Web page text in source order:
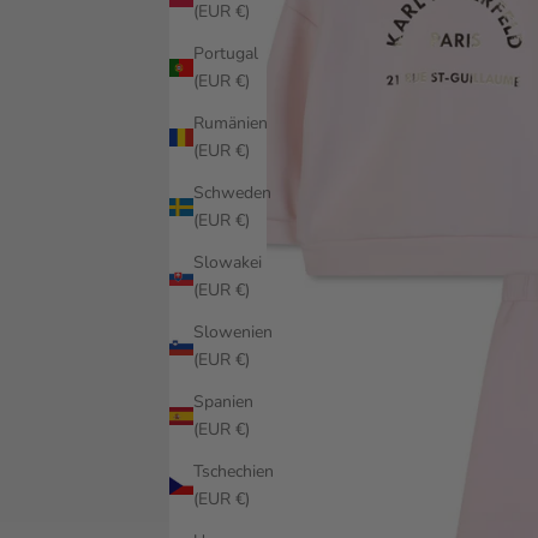
(EUR €)
Portugal
(EUR €)
Rumänien
(EUR €)
Schweden
(EUR €)
Slowakei
(EUR €)
Slowenien
(EUR €)
Spanien
(EUR €)
Tschechien
(EUR €)